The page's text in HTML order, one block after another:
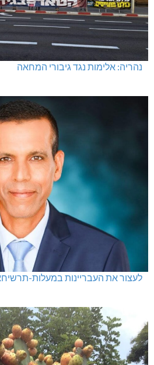
נהריה: אלימות נגד גיבורי המחאה
לעצור את העבריינות במעלות-